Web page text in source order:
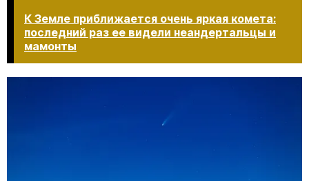
К Земле приближается очень яркая комета:
последний раз ее видели неандертальцы и
мамонты​​​​​​​